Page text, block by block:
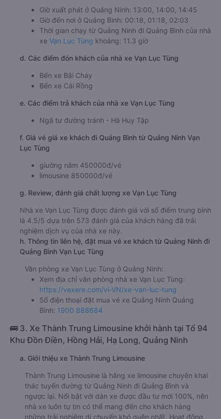
Giờ xuất phát ở Quảng Ninh: 13:00, 14:00, 14:45
Giờ đến nơi ở Quảng Bình: 00:18, 01:18, 02:03
Thời gian chạy từ Quảng Ninh đi Quảng Bình của nhà
xe Vạn Lục Tùng khoảng: 11.3 giờ
d. Các điểm đón khách của nhà xe Vạn Lục Tùng
Bến xe Bãi Cháy
Bến xe Cái Rồng
e. Các điểm trả khách của nhà xe Vạn Lục Tùng
Ngã tư đường tránh - Hà Huy Tập
f. Giá vé giá xe khách đi Quảng Bình từ Quảng Ninh Vạn
Lục Tùng
giường nằm 450000đ/vé
limousine 850000đ/vé
g. Review, đánh giá chất lượng xe Vạn Lục Tùng
Nhà xe Vạn Lục Tùng được đánh giá với số điểm trung bình
là 4.5/5 dựa trên 573 đánh giá của khách hàng đã trải
nghiệm dịch vụ của nhà xe này.
h. Thông tin liên hệ, đặt mua vé xe khách từ Quảng Ninh đi
Quảng Bình Vạn Lục Tùng
Văn phòng xe Vạn Lục Tùng ở Quảng Ninh:
Xem địa chỉ văn phòng nhà xe Vạn Lục Tùng:
https://vexere.com/vi-VN/xe-van-luc-tung
Số điện thoại đặt mua vé xe Quảng Ninh Quảng
Bình: 1900 888684
🚌 3. Xe Thành Trung Limousine khởi hành tại Tổ 94
Khu Đồn Điền, Hồng Hải, Hạ Long, Quảng Ninh
a. Giới thiệu xe Thành Trung Limousine
Thành Trung Limousine là hãng xe limousine chuyên khai
thác tuyến đường từ Quảng Ninh đi Quảng Bình và
ngược lại. Nổi bật với dàn xe được đầu tư mới 100%, nên
nhà xe luôn tự tin có thể mang đến cho khách hàng
những trải nghiệm di chuyển khó quên nhất. Hoạt động